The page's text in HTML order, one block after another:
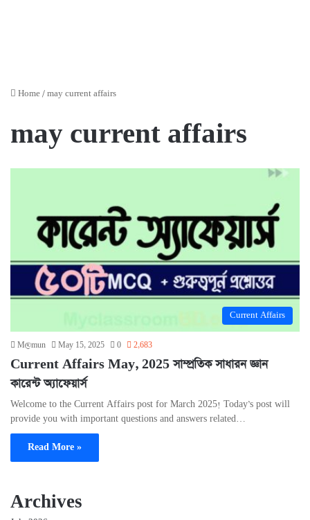
Home / may current affairs
may current affairs
Current Affairs
M@mun May 15, 2025 0 2,683
Current Affairs May, 2025 সাম্প্রতিক সাধারন জ্ঞান
কারেন্ট অ্যাফেয়ার্স
Welcome to the Current Affairs post for March 2025! Today’s post will
provide you with important questions and answers related…
Read More »
Archives